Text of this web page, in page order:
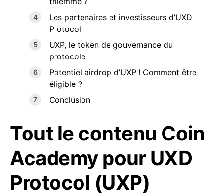
Les partenaires et investisseurs d’UXD
Protocol
UXP, le token de gouvernance du
protocole
Potentiel airdrop d’UXP ! Comment être
éligible ?
Conclusion
Tout le contenu Coin
Academy pour UXD
Protocol (UXP)